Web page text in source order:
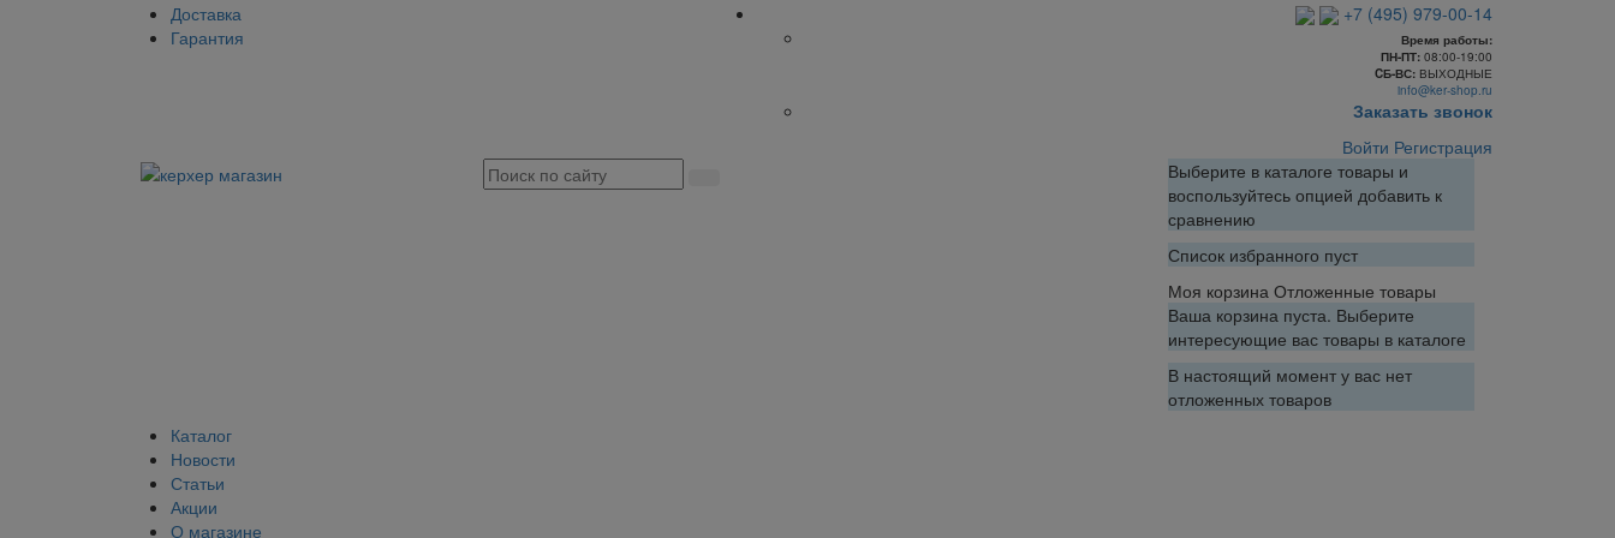
Доставка
Гарантия
+7 (495) 979-00-14
Время работы:
ПН-ПТ: 08:00-19:00
CБ-ВС: ВЫХОДНЫЕ
info@ker-shop.ru
Заказать звонок
Войти Регистрация
Выберите в каталоге товары и
воспользуйтесь опцией добавить к
сравнению
Список избранного пуст
Моя корзина Отложенные товары
Ваша корзина пуста. Выберите
интересующие вас товары в каталоге
В настоящий момент у вас нет
отложенных товаров
Каталог
Новости
Статьи
Акции
О магазине